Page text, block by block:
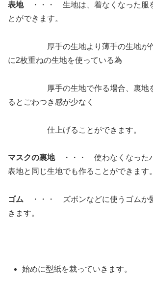
表地
・・・ 生地は、着なくなった服
とができます。
厚手の生地より薄手の生地が作
に2枚重ねの生地を使っている為
厚手の生地で作る場合、裏地を
るとごわつき感が少なく
仕上げることができます。
マスクの裏地・・・ 使わなくなったハ
表地と同じ生地でも作ることができます。
ゴム
・・・ ズボンなどに使うゴムか
きます。
始めに型紙を裁っていきます。